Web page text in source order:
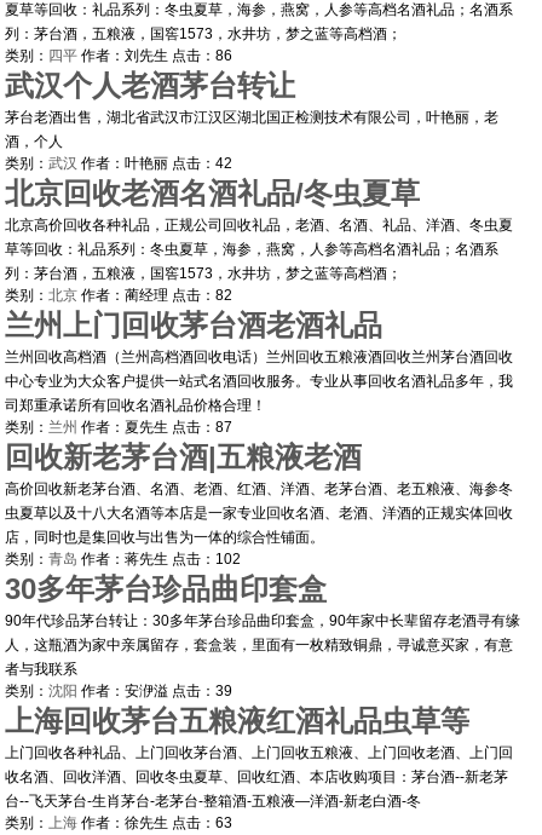
夏草等回收：礼品系列：冬虫夏草，海参，燕窝，人参等高档名酒礼品；名酒系
列：茅台酒，五粮液，国窖1573，水井坊，梦之蓝等高档酒；
类别： 四平 作者：刘先生 点击：86
武汉个人老酒茅台转让
茅台老酒出售，湖北省武汉市江汉区湖北国正检测技术有限公司，叶艳丽，老
酒，个人
类别：武汉 作者：叶艳丽 点击：42
北京回收老酒名酒礼品/冬虫夏草
北京高价回收各种礼品，正规公司回收礼品，老酒、名酒、礼品、洋酒、冬虫夏
草等回收：礼品系列：冬虫夏草，海参，燕窝，人参等高档名酒礼品；名酒系
列：茅台酒，五粮液，国窖1573，水井坊，梦之蓝等高档酒；
类别：北京 作者：蔺经理 点击：82
兰州上门回收茅台酒老酒礼品
兰州回收高档酒（兰州高档酒回收电话）兰州回收五粮液酒回收兰州茅台酒回收
中心专业为大众客户提供一站式名酒回收服务。专业从事回收名酒礼品多年，我
司郑重承诺所有回收名酒礼品价格合理！
类别： 兰州 作者：夏先生 点击：87
回收新老茅台酒|五粮液老酒
高价回收新老茅台酒、名酒、老酒、红酒、洋酒、老茅台酒、老五粮液、海参冬
虫夏草以及十八大名酒等本店是一家专业回收名酒、老酒、洋酒的正规实体回收
店，同时也是集回收与出售为一体的综合性铺面。
类别：青岛 作者：蒋先生 点击： 102
30多年茅台珍品曲印套盒
90年代珍品茅台转让：30多年茅台珍品曲印套盒，90年家中长辈留存老酒寻有缘
人，这瓶酒为家中亲属留存，套盒装，里面有一枚精致铜鼎，寻诚意买家，有意
者与我联系
类别：沈阳 作者：安洢溢 点击：39
上海回收茅台五粮液红酒礼品虫草等
上门回收各种礼品、上门回收茅台酒、上门回收五粮液、上门回收老酒、上门回
收名酒、回收洋酒、回收冬虫夏草、回收红酒、本店收购项目：茅台酒--新老茅
台--飞天茅台-生肖茅台-老茅台-整箱酒-五粮液—洋酒-新老白酒-冬
类别：上海 作者：徐先生 点击：63